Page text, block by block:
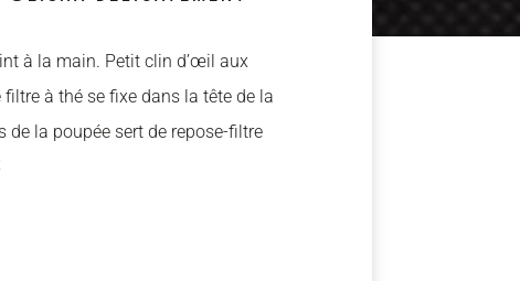
à la main. Petit clin d’œil aux
à thé se fixe dans la tête de la
de la poupée sert de repose-filtre